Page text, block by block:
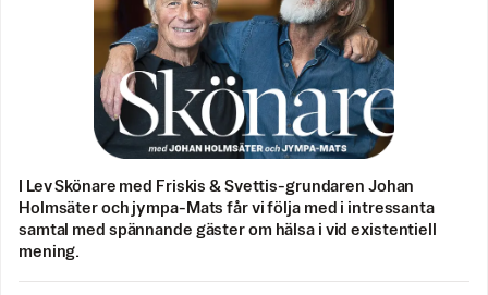
I Lev Skönare med Friskis & Svettis-grundaren Johan
Holmsäter och jympa-Mats får vi följa med i intressanta
samtal med spännande gäster om hälsa i vid existentiell
mening.